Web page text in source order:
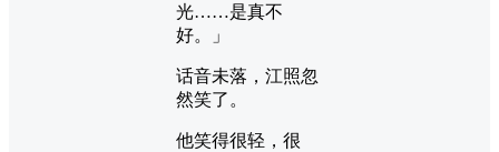
光……是真不
好。」
话音未落，江照忽
然笑了。
他笑得很轻，很